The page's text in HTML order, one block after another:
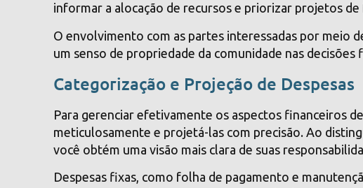
informar a alocação de recursos e priorizar projetos
O envolvimento com as partes interessadas por meio
um senso de propriedade da comunidade nas decisões
Categorização e Projeção de Despesas
Para gerenciar efetivamente os aspectos financeiros
meticulosamente e projetá-las com precisão. Ao
você obtém uma visão mais clara de suas
Despesas fixas, como folha de pagamento e